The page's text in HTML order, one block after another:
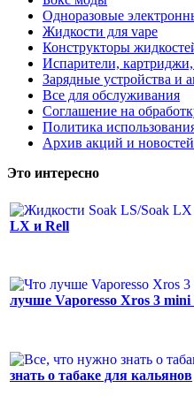
Одноразовые
Жидкости для vape
Конструкторы
Испарители, картриджи,
Зарядные устройства и
Все для обслуживания
Соглашение на
Политика
Архив акций и новостей
Это интересно
LX и Rell
лучше Vaporesso Xros 3
знать о табаке для кальянов